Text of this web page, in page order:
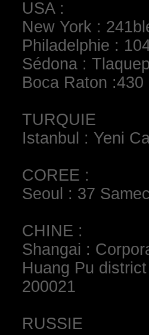
USA :
New York :
Philadelphie :
Sédona :
Boca Raton
TURQUIE
Istanbul : Yeni
COREE :
Seoul : 37
CHINE :
Shangai :
Huang Pu
200021
RUSSIE